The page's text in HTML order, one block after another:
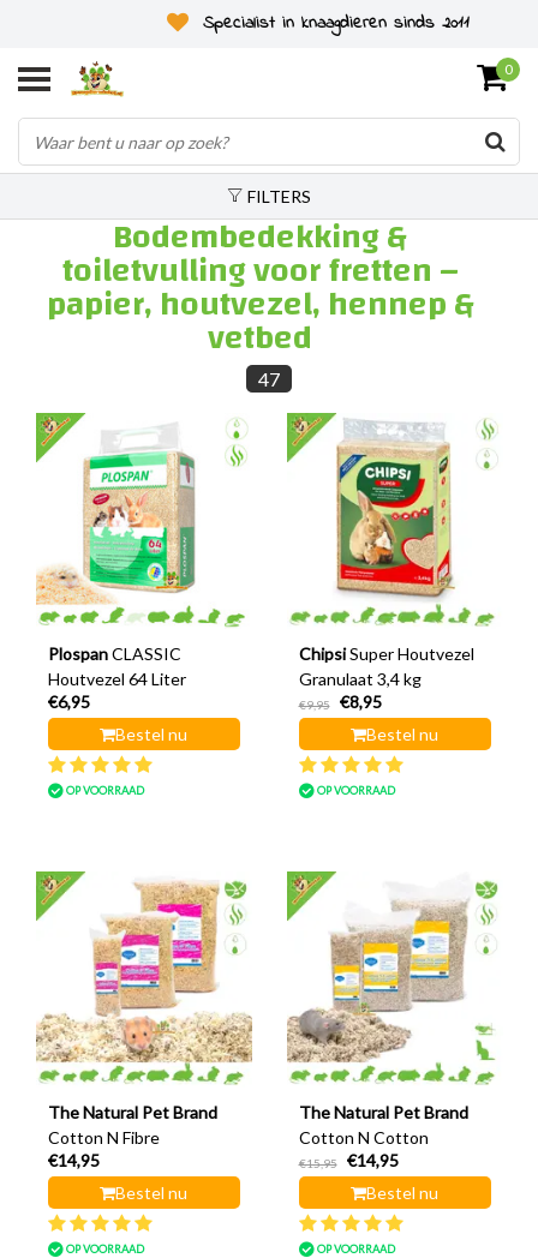
Specialist in knaagdieren sinds 2011
0
FILTERS
Bodembedekking &
toiletvulling voor fretten –
papier, houtvezel, hennep &
vetbed
47
Plospan CLASSIC
Houtvezel 64 Liter
€6,95
Bestel nu
OP VOORRAAD
Chipsi Super Houtvezel
Granulaat 3,4 kg
€9,95
€8,95
Bestel nu
OP VOORRAAD
The Natural Pet Brand
Cotton N Fibre
€14,95
Bestel nu
OP VOORRAAD
The Natural Pet Brand
Cotton N Cotton
€15,95
€14,95
Bestel nu
OP VOORRAAD